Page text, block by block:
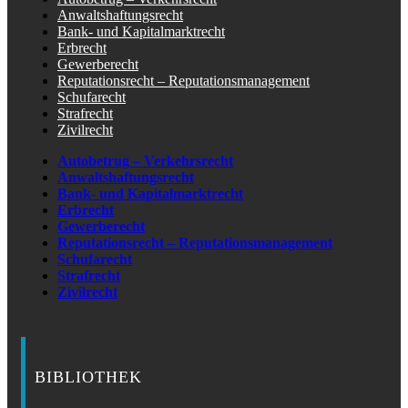
Anwaltshaftungsrecht
Bank- und Kapitalmarktrecht
Erbrecht
Gewerberecht
Reputationsrecht – Reputationsmanagement
Schufarecht
Strafrecht
Zivilrecht
Autobetrug – Verkehrsrecht
Anwaltshaftungsrecht
Bank- und Kapitalmarktrecht
Erbrecht
Gewerberecht
Reputationsrecht – Reputationsmanagement
Schufarecht
Strafrecht
Zivilrecht
BIBLIOTHEK